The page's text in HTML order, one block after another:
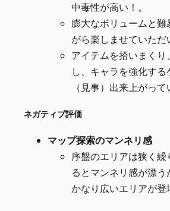
中毒性が高い！。
膨大なボリュームと
がら楽しませていただ
アイテムを拾いまく
し、キャラを強化す
（見事）出来上がって
ネガティブ評価
マップ探索のマンネリ感
序盤のエリアは狭く
るとマンネリ感が漂
かなり広いエリアが登